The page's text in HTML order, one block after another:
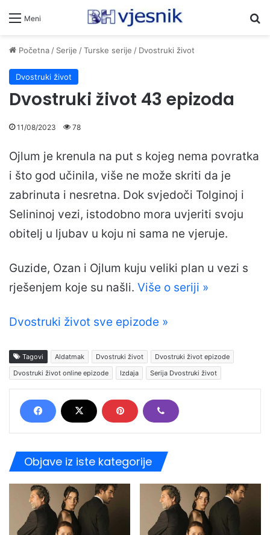
Meni
Početna/ Serije /Turske serije / Dvostruki život
Dvostruki život
Dvostruki život 43 epizoda
11/08/2023 78
Ojlum je krenula na put s kojeg nema povratka
i što god učinila, više ne može skriti da je
zabrinuta i nesretna. Dok svjedoči Tolginoj i
Selininoj vezi, istodobno mora uvjeriti svoju
obitelj u ljubav u koju ni sama ne vjeruje.
Guzide, Ozan i Ojlum kuju veliki plan u vezi s
rješenjem koje su našli. Više o seriji »
Dvostruki život sve epizode »
Tagovi Aldatmak Dvostruki život
Dvostruki život epizode
Dvostruki život online epizode
Izdaja Serija Dvostruki život
Objave iz iste kategorije